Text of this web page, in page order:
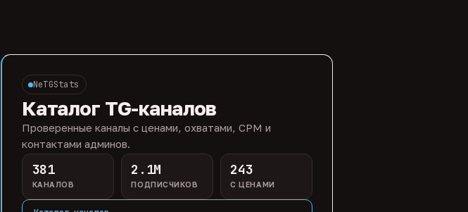
NeTGStats
Каталог TG-каналов
Проверенные каналы с ценами, охватами, CPM и
контактами админов.
381
КАНАЛОВ
2.1M
ПОДПИСЧИКОВ
243
С ЦЕНАМИ